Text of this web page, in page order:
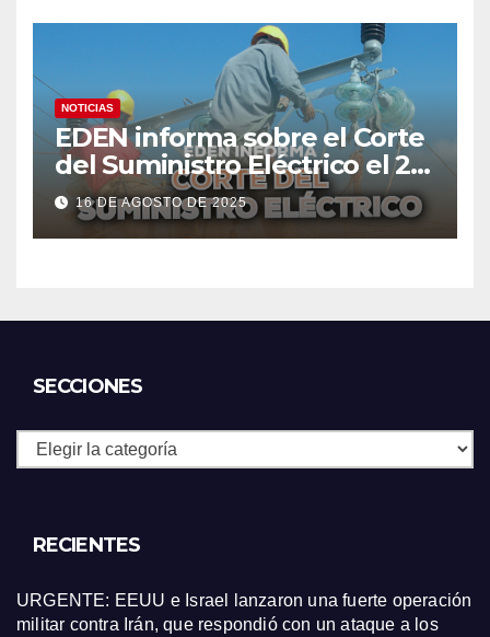
NOTICIAS
EDEN informa sobre el Corte
del Suministro Eléctrico el 20
de agosto
16 DE AGOSTO DE 2025
SECCIONES
Secciones
RECIENTES
URGENTE: EEUU e Israel lanzaron una fuerte operación
militar contra Irán, que respondió con un ataque a los